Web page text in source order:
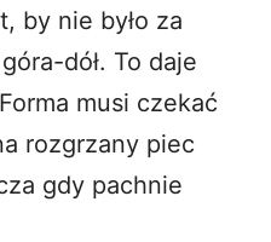
by nie było za
dół. To daje
musi czekać
rozgrzany piec
gdy pachnie